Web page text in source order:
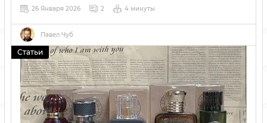
26 Января 2026 2 4 минуты
Ароматы способны мгновенно влиять на наше настроение,
пробуждать воспоминания и формировать эмоциональное
состояние. В статье рассказываем, как ингредиенты
парфюмов действуют на сознание и как выбрать аромат,
который станет вашей фирменной подписью.
Павел Чуб
Статьи